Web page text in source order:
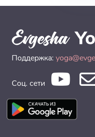
Поддержка:
Соц. сети